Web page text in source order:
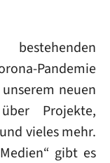
Pandemie
neuen
Projekte,
vieles mehr.
gibt es